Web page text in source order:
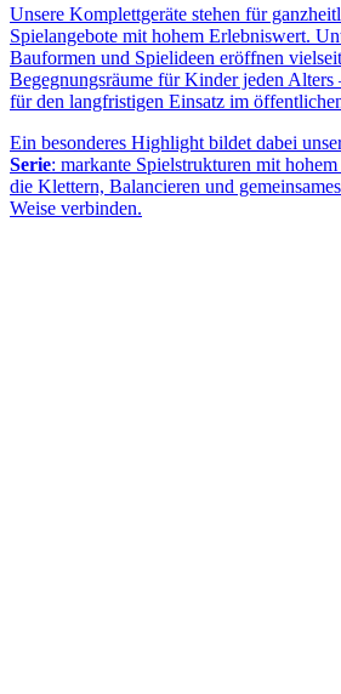
Unsere Komplettgeräte stehen für
Spielangebote mit hohem Erlebniswert.
Bauformen und Spielideen eröffnen
Begegnungsräume für Kinder jeden Alters
für den langfristigen Einsatz im
Ein besonderes Highlight bildet dabei
Serie: markante Spielstrukturen mit
die Klettern, Balancieren und
Weise verbinden.